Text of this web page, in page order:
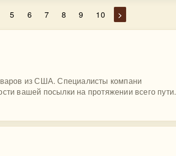
5 6 7 8 9 10 >
из США. Специалисты компани
вашей посылки на протяжении всего пути.